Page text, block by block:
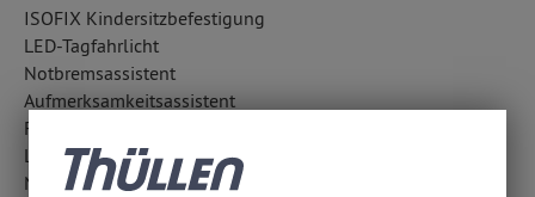
ISOFIX Kindersitzbefestigung
LED-Tagfahrlicht
Notbremsassistent
Aufmerksamkeitsassistent
Fahrlichtautomatik
LED-Scheinwerfer
Notrufsystem